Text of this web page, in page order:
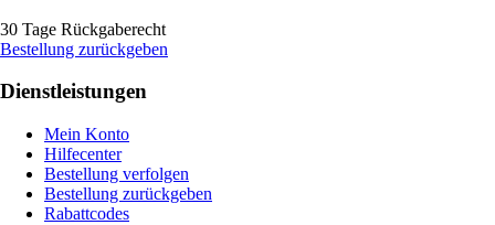
30 Tage Rückgaberecht
Bestellung zurückgeben
Dienstleistungen
Mein Konto
Hilfecenter
Bestellung verfolgen
Bestellung zurückgeben
Rabattcodes